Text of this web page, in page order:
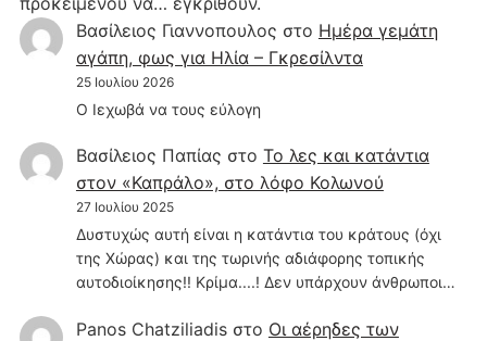
Βασίλειος Γιαννοπουλος στο Hμέρα γεμάτη
αγάπη, φως για Ηλία – Γκρεσίλντα
25 Ιουλίου 2026
Ο Ιεχωβά να τους εύλογη
Βασίλειος Παπίας στο Το λες και κατάντια
στον «Καπράλο», στο λόφο Κολωνού
27 Ιουλίου 2025
Δυστυχώς αυτή είναι η κατάντια του κράτους (όχι
της Χώρας) και της τωρινής αδιάφορης τοπικής
αυτοδιοίκησης!! Κρίμα....! Δεν υπάρχουν άνθρωποι…
Panos Chatziliadisστο Οι αέρηδες των